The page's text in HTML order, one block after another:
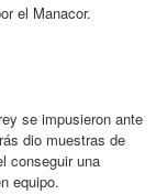
el Manacor.
se impusieron ante
dio muestras de
conseguir una
equipo.